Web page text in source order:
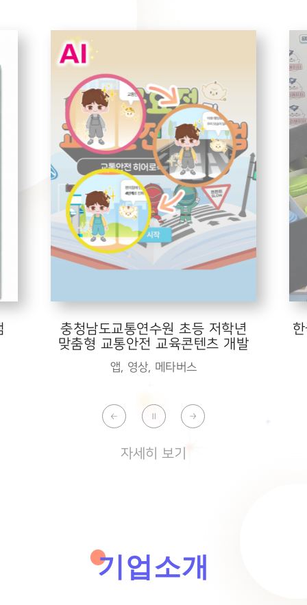
충청남도교통연수원 초등 저학년
맞춤형 교통안전 교육콘텐츠 개발
앱, 영상, 메타버스
자세히 보기
기업소개